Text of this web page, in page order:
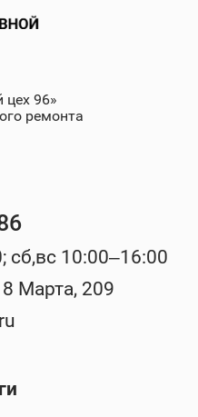
цех 96»
ремонта
сб,вс 10:00–16:00
8 Марта, 209